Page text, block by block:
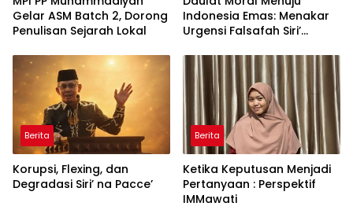
Gelar ASM Batch 2, Dorong
Penulisan Sejarah Lokal
Indonesia Emas: Menakar
Urgensi Falsafah Siri’
Ancaman Kleptokrasi
Berita
Korupsi, Flexing, dan
Degradasi Siri’ na Pacce’
Berita
Ketika Keputusan Menjadi
Pertanyaan : Perspektif
IMMawati